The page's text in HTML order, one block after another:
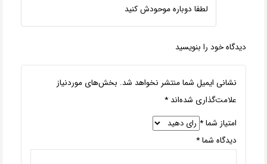
لطفا دوباره موحودش کنید
دیدگاه خود را بنویسید
نشانی ایمیل شما منتشر نخواهد شد. بخش‌های موردنیاز
علامت‌گذاری شده‌اند *
امتیاز شما*
دیدگاه شما*